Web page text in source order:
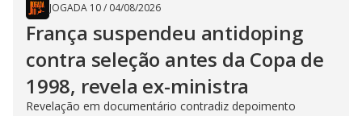
JOGADA 10/ 04/08/2026
França suspendeu antidoping
contra seleção antes da Copa de
1998, revela ex-ministra
Revelação em documentário contradiz depoimento